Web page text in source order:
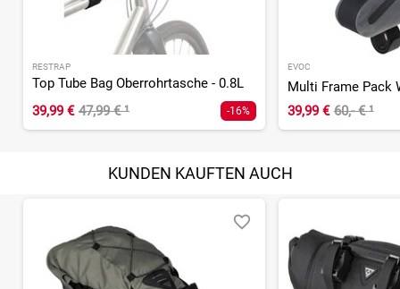
RESTRAP
Top Tube Bag Oberrohrtasche - 0.8L
39,99 € 47,99 €¹ -16%
EVOC
Multi Frame Pack
39,99 € 60,- €¹
KUNDEN KAUFTEN AUCH